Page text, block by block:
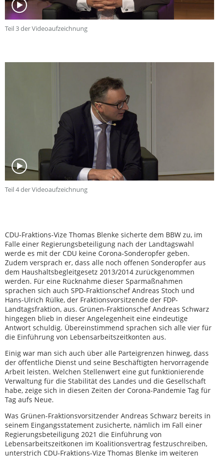
Teil 3 der Videoaufzeichnung
Teil 4 der Videoaufzeichnung
CDU-Fraktions-Vize Thomas Blenke sicherte dem BBW zu, im
Falle einer Regierungsbeteiligung nach der Landtagswahl
werde es mit der CDU keine Corona-Sonderopfer geben.
Zudem versprach er, dass alle noch offenen Sonderopfer aus
dem Haushaltsbegleitgesetz 2013/2014 zurückgenommen
werden. Für eine Rücknahme dieser Sparmaßnahmen
sprachen sich auch SPD-Fraktionschef Andreas Stoch und
Hans-Ulrich Rülke, der Fraktionsvorsitzende der FDP-
Landtagsfraktion, aus. Grünen-Fraktionschef Andreas Schwarz
hingegen blieb in dieser Angelegenheit eine eindeutige
Antwort schuldig. Übereinstimmend sprachen sich alle vier für
die Einführung von Lebensarbeitszeitkonten aus.
Einig war man sich auch über alle Parteigrenzen hinweg, dass
der öffentliche Dienst und seine Beschäftigten hervorragende
Arbeit leisten. Welchen Stellenwert eine gut funktionierende
Verwaltung für die Stabilität des Landes und die Gesellschaft
habe, zeige sich in diesen Zeiten der Corona-Pandemie Tag für
Tag aufs Neue.
Was Grünen-Fraktionsvorsitzender Andreas Schwarz bereits in
seinem Eingangsstatement zusicherte, nämlich im Fall einer
Regierungsbeteiligung 2021 die Einführung von
Lebensarbeitszeitkonen im Koalitionsvertrag festzuschreiben,
unterstrich CDU-Fraktions-Vize Thomas Blenke im weiteren